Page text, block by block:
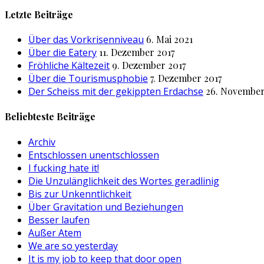
Letzte Beiträge
Über das Vorkrisenniveau 6. Mai 2021
Über die Eatery 11. Dezember 2017
Fröhliche Kältezeit 9. Dezember 2017
Über die Tourismusphobie 7. Dezember 2017
Der Scheiss mit der gekippten Erdachse 26.
Beliebteste Beiträge
Archiv
Entschlossen unentschlossen
I fucking hate it!
Die Unzulänglichkeit des Wortes geradlinig
Bis zur Unkenntlichkeit
Über Gravitation und Beziehungen
Besser laufen
Außer Atem
We are so yesterday
It is my job to keep that door open